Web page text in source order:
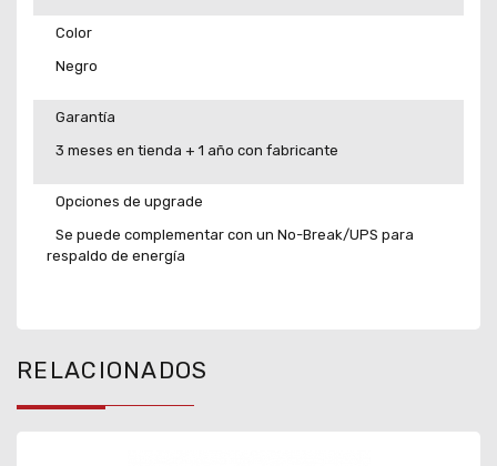
Color
Negro
Garantía
3 meses en tienda + 1 año con fabricante
Opciones de upgrade
Se puede complementar con un No-Break/UPS para
respaldo de energía
RELACIONADOS